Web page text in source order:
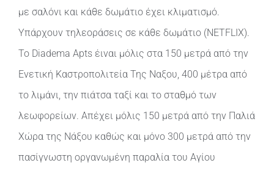
με σαλόνι και κάθε δωμάτιο έχει κλιματισμό.
Υπάρχουν τηλεοράσεις σε κάθε δωμάτιο (NETFLIX).
Το Diadema Apts έιναι μόλις στα 150 μετρά από την
Ενετική Καστροπολιτεία Της Ναξου, 400 μέτρα από
το λιμάνι, την πιάτσα ταξί και το σταθμό των
λεωφορείων. Απέχει μόλις 150 μετρά από την Παλιά
Χώρα της Νάξου καθώς και μόνο 300 μετρά από την
πασίγνωστη οργανωμένη παραλία του Αγίου